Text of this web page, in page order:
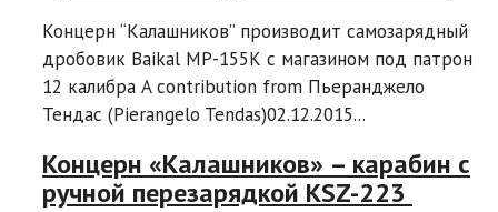
Концерн “Калашников” производит самозарядный
дробовик Baikal МР-155К с магазином под патрон
12 калибра A contribution from Пьеранджело
Тендас (Pierangelo Tendas)02.12.2015...
Концерн «Калашников» – карабин с
ручной перезарядкой KSZ-223